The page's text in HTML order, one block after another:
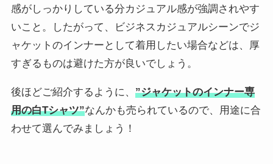
感がしっかりしている分カジュアル感が強調されやす
いこと。したがって、ビジネスカジュアルシーンでジ
ャケットのインナーとして着用したい場合などは、厚
すぎるものは避けた方が良いでしょう。
後ほどご紹介するように、 ”ジャケットのインナー専
用の白Tシャツ”なんかも売られているので、用途に合
わせて選んでみましょう！